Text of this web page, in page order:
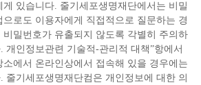
있습니다. 줄기세포생명재단에서는 비밀
로도 이용자에게 직접적으로 질문하는 경
밀번호가 유출되지 않도록 각별히 주의하
개인정보관련 기술적-관리적 대책”항에서
에서 온라인상에서 접속해 있을 경우에는
줄기세포생명재단컴은 개인정보에 대한 의